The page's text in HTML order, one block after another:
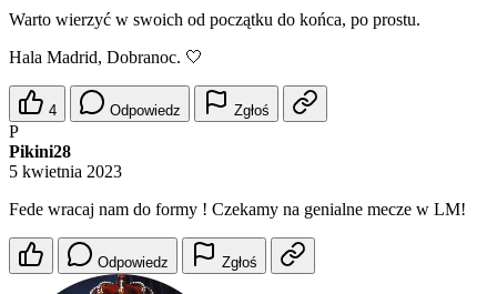
Warto wierzyć w swoich od początku do końca, po prostu.
Hala Madrid, Dobranoc. 🤍
4 Odpowiedz Zgłoś
P
Pikini28
5 kwietnia 2023
Fede wracaj nam do formy ! Czekamy na genialne mecze w LM!
Odpowiedz Zgłoś